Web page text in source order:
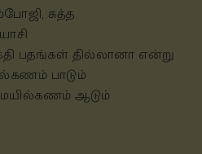
சுத்த
பதங்கள் தில்லானா என்று
பாடும்
மயில்கணம் ஆடும்